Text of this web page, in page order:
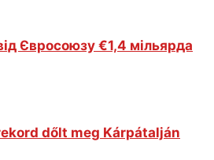
Євросоюзу €1,4 мільярда
dőlt meg Kárpátalján